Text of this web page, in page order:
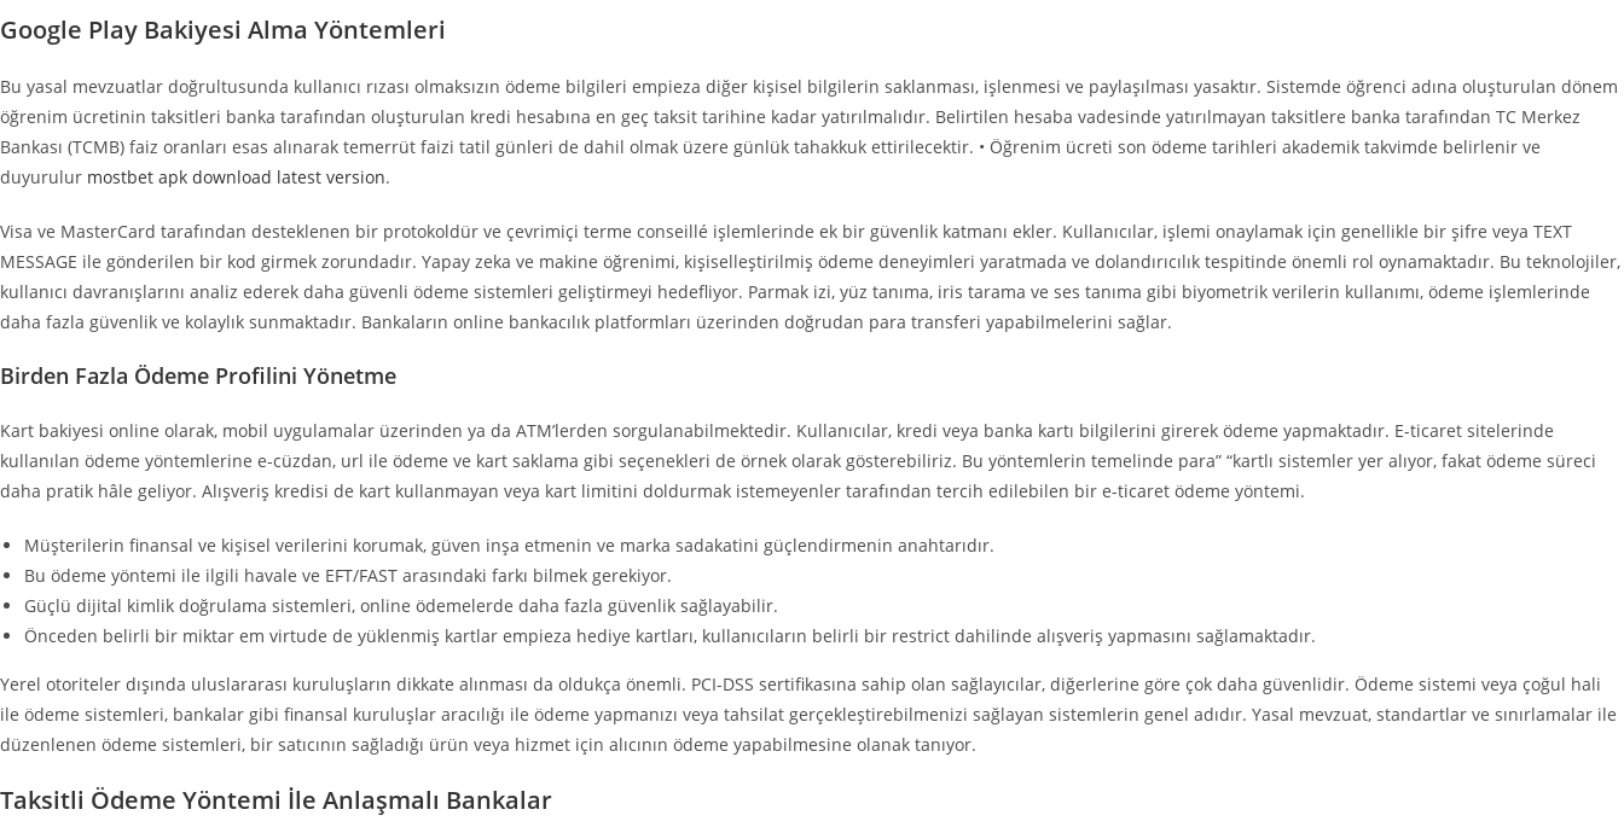
Google Play Bakiyesi Alma Yöntemleri
Bu yasal mevzuatlar doğrultusunda kullanıcı rızası olmaksızın ödeme bilgileri empieza diğer kişisel bilgilerin saklanması, işlenmesi ve paylaşılması yasaktır. Sistemde öğrenci adına oluşturulan dönem
öğrenim ücretinin taksitleri banka tarafından oluşturulan kredi hesabına en geç taksit tarihine kadar yatırılmalıdır. Belirtilen hesaba vadesinde yatırılmayan taksitlere banka tarafından TC Merkez
Bankası (TCMB) faiz oranları esas alınarak temerrüt faizi tatil günleri de dahil olmak üzere günlük tahakkuk ettirilecektir. • Öğrenim ücreti son ödeme tarihleri akademik takvimde belirlenir ve
duyurulur mostbet apk download latest version.
Visa ve MasterCard tarafından desteklenen bir protokoldür ve çevrimiçi terme conseillé işlemlerinde ek bir güvenlik katmanı ekler. Kullanıcılar, işlemi onaylamak için genellikle bir şifre veya TEXT
MESSAGE ile gönderilen bir kod girmek zorundadır. Yapay zeka ve makine öğrenimi, kişiselleştirilmiş ödeme deneyimleri yaratmada ve dolandırıcılık tespitinde önemli rol oynamaktadır. Bu teknolojiler,
kullanıcı davranışlarını analiz ederek daha güvenli ödeme sistemleri geliştirmeyi hedefliyor. Parmak izi, yüz tanıma, iris tarama ve ses tanıma gibi biyometrik verilerin kullanımı, ödeme işlemlerinde
daha fazla güvenlik ve kolaylık sunmaktadır. Bankaların online bankacılık platformları üzerinden doğrudan para transferi yapabilmelerini sağlar.
Birden Fazla Ödeme Profilini Yönetme
Kart bakiyesi online olarak, mobil uygulamalar üzerinden ya da ATM’lerden sorgulanabilmektedir. Kullanıcılar, kredi veya banka kartı bilgilerini girerek ödeme yapmaktadır. E-ticaret sitelerinde
kullanılan ödeme yöntemlerine e-cüzdan, url ile ödeme ve kart saklama gibi seçenekleri de örnek olarak gösterebiliriz. Bu yöntemlerin temelinde para” “kartlı sistemler yer alıyor, fakat ödeme süreci
daha pratik hâle geliyor. Alışveriş kredisi de kart kullanmayan veya kart limitini doldurmak istemeyenler tarafından tercih edilebilen bir e-ticaret ödeme yöntemi.
Müşterilerin finansal ve kişisel verilerini korumak, güven inşa etmenin ve marka sadakatini güçlendirmenin anahtarıdır.
Bu ödeme yöntemi ile ilgili havale ve EFT/FAST arasındaki farkı bilmek gerekiyor.
Güçlü dijital kimlik doğrulama sistemleri, online ödemelerde daha fazla güvenlik sağlayabilir.
Önceden belirli bir miktar em virtude de yüklenmiş kartlar empieza hediye kartları, kullanıcıların belirli bir restrict dahilinde alışveriş yapmasını sağlamaktadır.
Yerel otoriteler dışında uluslararası kuruluşların dikkate alınması da oldukça önemli. PCI-DSS sertifikasına sahip olan sağlayıcılar, diğerlerine göre çok daha güvenlidir. Ödeme sistemi veya çoğul hali
ile ödeme sistemleri, bankalar gibi finansal kuruluşlar aracılığı ile ödeme yapmanızı veya tahsilat gerçekleştirebilmenizi sağlayan sistemlerin genel adıdır. Yasal mevzuat, standartlar ve sınırlamalar ile
düzenlenen ödeme sistemleri, bir satıcının sağladığı ürün veya hizmet için alıcının ödeme yapabilmesine olanak tanıyor.
Taksitli Ödeme Yöntemi İle Anlaşmalı Bankalar